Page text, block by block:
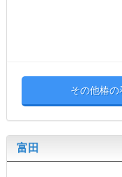
その他椿
富田